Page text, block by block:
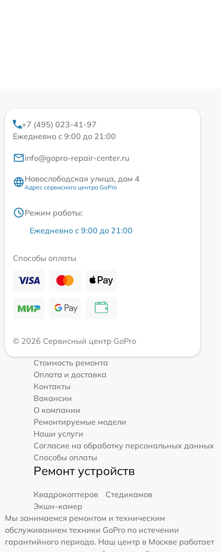
+7 (495) 023-41-97
Ежедневно с 9:00 до 21:00
info@gopro-repair-center.ru
Новослободская улица, дом 4
Адрес сервисного центра GoPro
Режим работы:
Ежедневно с 9:00 до 21:00
Способы оплаты
© 2026 Сервисный центр GoPro
Стоимость ремонта
Оплата и доставка
Контакты
Вакансии
О компании
Ремонтируемые модели
Наши услуги
Согласие на обработку персональных данных
Способы оплаты
Ремонт устройств
Квадрокоптеров
Стедикамов
Экшн-камер
Мы занимаемся ремонтом и техническим
обслуживанием техники GoPro по истечении
гарантийного периода. Наш центр в Москве работает